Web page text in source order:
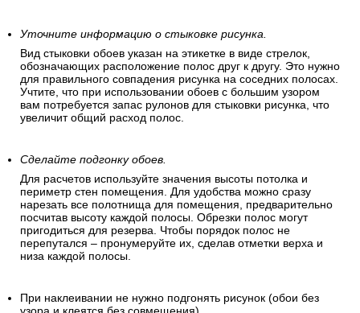
Уточните информацию о стыковке рисунка.
Вид стыковки обоев указан на этикетке в виде стрелок,
обозначающих расположение полос друг к другу. Это нужно
для правильного совпадения рисунка на соседних полосах.
Учтите, что при использовании обоев с большим узором
вам потребуется запас рулонов для стыковки рисунка, что
увеличит общий расход полос.
Сделайте подгонку обоев.
Для расчетов используйте значения высоты потолка и
периметр стен помещения. Для удобства можно сразу
нарезать все полотнища для помещения, предварительно
посчитав высоту каждой полосы. Обрезки полос могут
пригодиться для резерва. Чтобы порядок полос не
перепутался – пронумеруйте их, сделав отметки верха и
низа каждой полосы.
При наклеивании не нужно подгонять рисунок (обои без